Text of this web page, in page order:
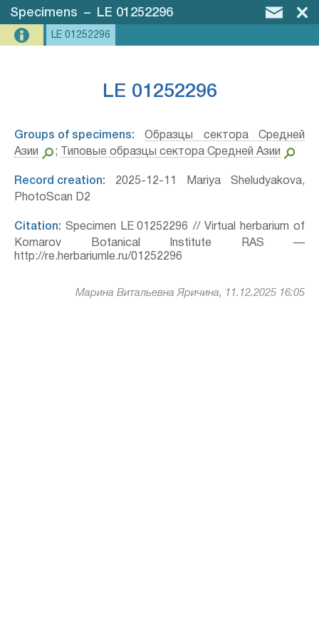
Specimens – LE 01252296
LE 01252296
LE 01252296
Groups of specimens:
Образцы сектора Средней
Азии
; Типовые образцы сектора Средней Азии
Record creation: 2025-12-11 Mariya Sheludyakova,
PhotoScan D2
Citation: Specimen LE 01252296 // Virtual herbarium of
Komarov Botanical Institute RAS —
http://re.herbariumle.ru/01252296
Марина Витальевна Яричина, 11.12.2025 16:05